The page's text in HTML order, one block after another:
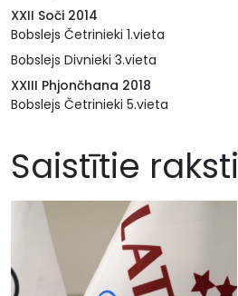
XXII Soči 2014
Bobslejs Četrinieki 1.vieta
Bobslejs Divnieki 3.vieta
XXIII Phjončhana 2018
Bobslejs Četrinieki 5.vieta
Saistītie raksti